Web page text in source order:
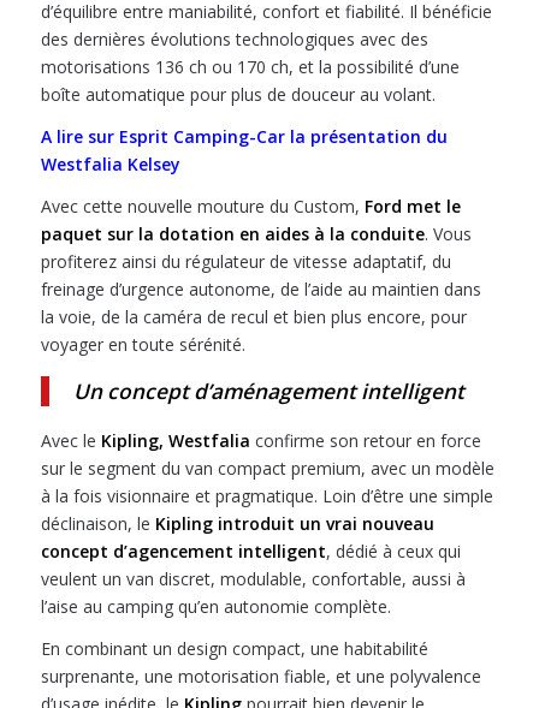
d’équilibre entre maniabilité, confort et fiabilité. Il bénéficie
des dernières évolutions technologiques avec des
motorisations 136 ch ou 170 ch, et la possibilité d’une
boîte automatique pour plus de douceur au volant.
A lire sur Esprit Camping-Car la présentation du
Westfalia Kelsey
Avec cette nouvelle mouture du Custom, Ford met le
paquet sur la dotation en aides à la conduite. Vous
profiterez ainsi du régulateur de vitesse adaptatif, du
freinage d’urgence autonome, de l’aide au maintien dans
la voie, de la caméra de recul et bien plus encore, pour
voyager en toute sérénité.
Un concept d’aménagement intelligent
Avec le Kipling, Westfalia confirme son retour en force
sur le segment du van compact premium, avec un modèle
à la fois visionnaire et pragmatique. Loin d’être une simple
déclinaison, le Kipling introduit un vrai nouveau
concept d’agencement intelligent, dédié à ceux qui
veulent un van discret, modulable, confortable, aussi à
l’aise au camping qu’en autonomie complète.
En combinant un design compact, une habitabilité
surprenante, une motorisation fiable, et une polyvalence